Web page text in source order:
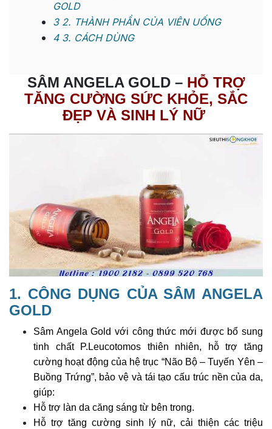
GOLD
32. THÀNH PHẦN CỦA VIÊN UỐNG
43. CÁCH DÙNG
SÂM ANGELA GOLD – HỖ TRỢ
TĂNG CƯỜNG SỨC KHỎE, SẮC
ĐẸP VÀ SINH LÝ NỮ
1. CÔNG DỤNG CỦA SÂM ANGELA
GOLD
Sâm Angela Gold với công thức mới được bổ sung
tinh chất P.Leucotomos thiên nhiên, hỗ trợ tăng
cường hoạt động của hệ trục “Não Bộ – Tuyến Yên –
Buồng Trứng”, bảo vệ và tái tạo cấu trúc nền của da,
giúp:
Hỗ trợ làn da căng sáng từ bên trong.
Hỗ trợ tăng cường sinh lý nữ, cải thiện các triệu